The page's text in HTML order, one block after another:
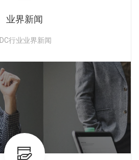
业界新闻
IDC行业业界新闻
查看详情